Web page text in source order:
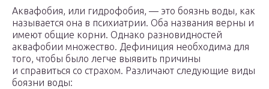
Аквафобия, или гидрофобия, — это боязнь воды, как
называется она в психиатрии. Оба названия верны и
имеют общие корни. Однако разновидностей
аквафобии множество. Дефиниция необходима для
того, чтобы было легче выявить причины
и справиться со страхом. Различают следующие виды
боязни воды: